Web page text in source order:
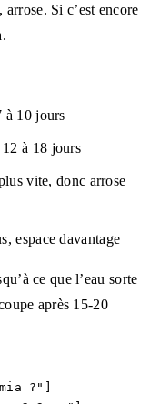
Si c’est encore
à 10 jours
à 18 jours
vite, donc arrose
espace davantage
ce que l’eau sorte
après 15-20
?"]